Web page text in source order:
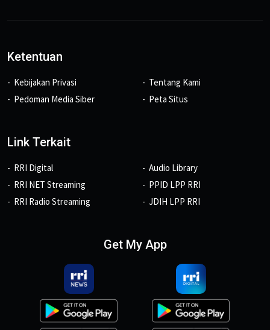
Ketentuan
Kebijakan Privasi
Pedoman Media Siber
Tentang Kami
Peta Situs
Link Terkait
RRI Digital
RRI NET Streaming
RRI Radio Streaming
Audio Library
PPID LPP RRI
JDIH LPP RRI
Get My App